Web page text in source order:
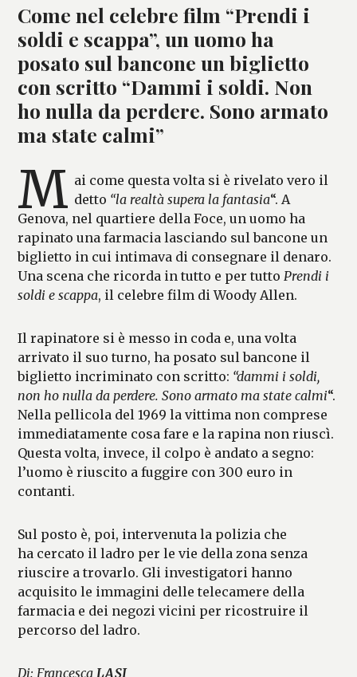
Come nel celebre film “Prendi i
soldi e scappa”, un uomo ha
posato sul bancone un biglietto
con scritto “Dammi i soldi. Non
ho nulla da perdere. Sono armato
ma state calmi”
M ai come questa volta si è rivelato vero il
detto “la realtà supera la fantasia“. A
Genova, nel quartiere della Foce, un uomo ha
rapinato una farmacia lasciando sul bancone un
biglietto in cui intimava di consegnare il denaro.
Una scena che ricorda in tutto e per tutto Prendi i
soldi e scappa, il celebre film di Woody Allen.
Il rapinatore si è messo in coda e, una volta
arrivato il suo turno, ha posato sul bancone il
biglietto incriminato con scritto: “dammi i soldi,
non ho nulla da perdere. Sono armato ma state calmi“.
Nella pellicola del 1969 la vittima non comprese
immediatamente cosa fare e la rapina non riuscì.
Questa volta, invece, il colpo è andato a segno:
l’uomo è riuscito a fuggire con 300 euro in
contanti.
Sul posto è, poi, intervenuta la polizia che
ha cercato il ladro per le vie della zona senza
riuscire a trovarlo. Gli investigatori hanno
acquisito le immagini delle telecamere della
farmacia e dei negozi vicini per ricostruire il
percorso del ladro.
Di: Francesca LASI